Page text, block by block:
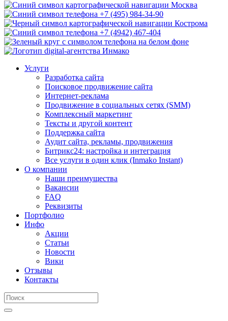
Москва
+7 (495) 984-34-90
Кострома
+7 (4942) 467-404
Услуги
Разработка сайта
Поисковое продвижение сайта
Интернет-реклама
Продвижение в социальных сетях (SMM)
Комплексный маркетинг
Тексты и другой контент
Поддержка сайта
Аудит сайта, рекламы, продвижения
Битрикс24: настройка и интеграция
Все услуги в один клик (Inmako Instant)
О компании
Наши преимущества
Вакансии
FAQ
Реквизиты
Портфолио
Инфо
Акции
Статьи
Новости
Вики
Отзывы
Контакты